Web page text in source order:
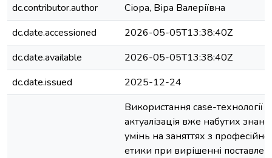
dc.contributor.author
Сіора, Віра Валеріївна
dc.date.accessioned
2026-05-05T13:38:40Z
dc.date.available
2026-05-05T13:38:40Z
dc.date.issued
2025-12-24
Використання case-технології
актуалізація вже набутих знань
умінь на заняттях з професійної
етики при вирішенні